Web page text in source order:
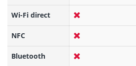
Wi-Fi direct
NFC
Bluetooth